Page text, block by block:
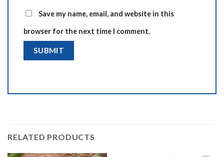
Save my name, email, and website in this
browser for the next time I comment.
RELATED PRODUCTS